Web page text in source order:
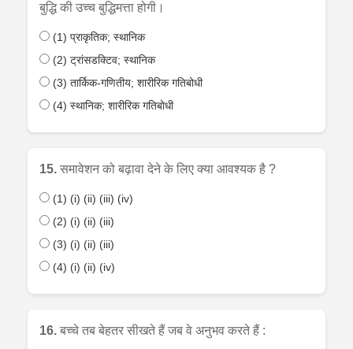
बुद्धि की उच्च बुद्धिमत्ता होगी।
(1) प्राकृतिक; स्थानिक
(2) ट्रांसडक्टिव; स्थानिक
(3) तार्किक-गणितीय; शारीरिक गतिबोधी
(4) स्थानिक; शारीरिक गतिबोधी
15. समावेशन को बढ़ावा देने के लिए क्या आवश्यक है ?
(1) (i) (ii) (iii) (iv)
(2) (i) (ii) (iii)
(3) (i) (ii) (iii)
(4) (i) (ii) (iv)
16. बच्चे तब बेहतर सीखते हैं जब वे अनुभव करते हैं :